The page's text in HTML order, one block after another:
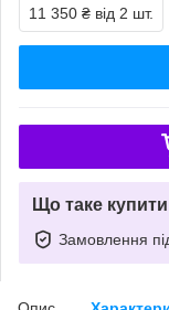
11 350 ₴ від 2 шт.
Що таке
Замовлення